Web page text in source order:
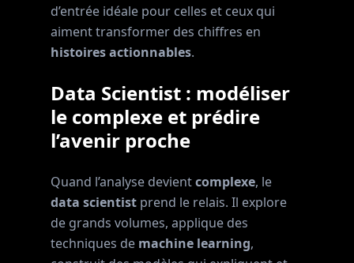
d’entrée idéale pour celles et ceux qui
aiment transformer des chiffres en
histoires actionnables.
Data Scientist : modéliser
le complexe et prédire
l’avenir proche
Quand l’analyse devientcomplexe, le
data scientist prend le relais. Il explore
de grands volumes, applique des
techniques de machine learning,